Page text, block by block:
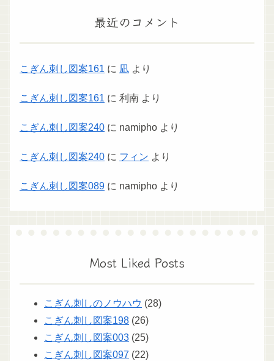
最近のコメント
こぎん刺し図案161 に 凪 より
こぎん刺し図案161 に 利南 より
こぎん刺し図案240 に namipho より
こぎん刺し図案240 に フィン より
こぎん刺し図案089 に namipho より
Most Liked Posts
こぎん刺しのノウハウ (28)
こぎん刺し図案198 (26)
こぎん刺し図案003 (25)
こぎん刺し図案097 (22)